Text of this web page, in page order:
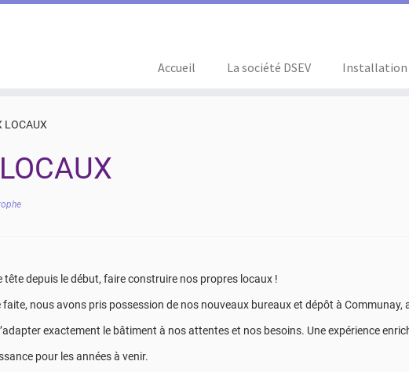
Accueil La société DSEV Installation
LOCAUX
tête depuis le début, faire construire nos propres locaux !
faite, nous avons pris possession de nos nouveaux bureaux et dépôt à
exactement le bâtiment à nos attentes et nos besoins. Une expérience
pour les années à venir.